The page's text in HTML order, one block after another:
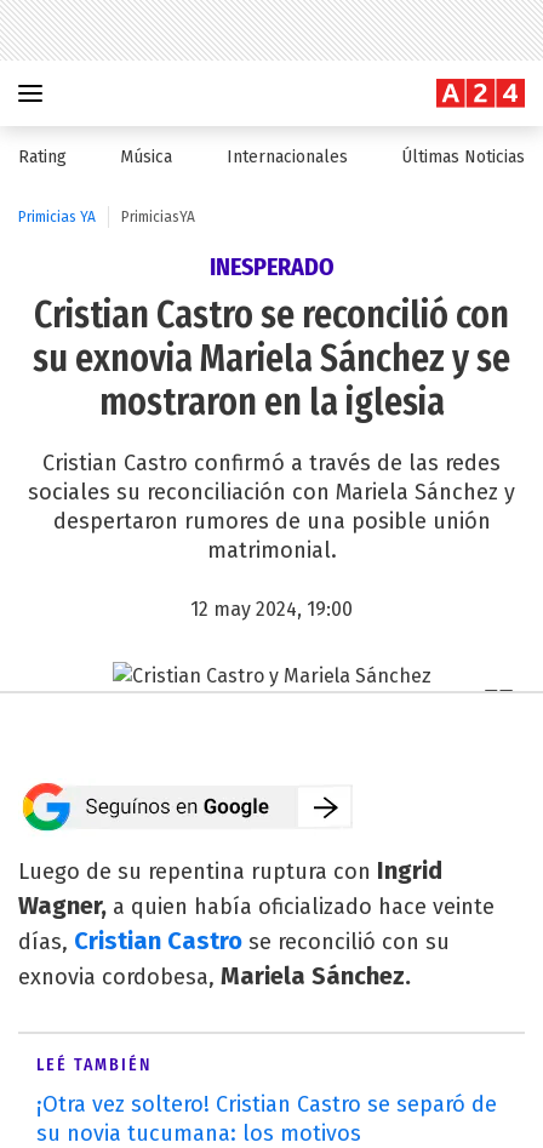
Rating Música Internacionales Últimas Noticias
Primicias YA PrimiciasYA
INESPERADO
Cristian Castro se reconcilió con
su exnovia Mariela Sánchez y se
mostraron en la iglesia
Cristian Castro confirmó a través de las redes
sociales su reconciliación con Mariela Sánchez y
despertaron rumores de una posible unión
matrimonial.
12 may 2024, 19:00
Luego de su repentina ruptura con Ingrid
Wagner, a quien había oficializado hace veinte
días, Cristian Castro se reconcilió con su
exnovia cordobesa, Mariela Sánchez.
LEÉ TAMBIÉN
¡Otra vez soltero! Cristian Castro se separó de
su novia tucumana: los motivos